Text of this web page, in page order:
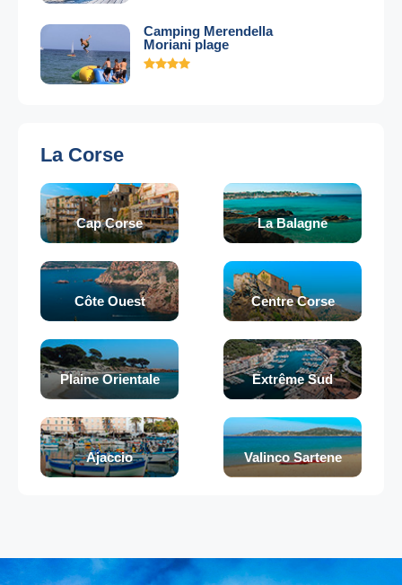
Camping Merendella
Moriani plage
La Corse
Cap Corse La Balagne
Côte Ouest Centre Corse
Plaine Orientale Extrême Sud
Ajaccio Valinco Sartene